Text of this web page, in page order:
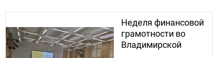
октября 2025 года в
гибридном формате.
Неделя финансовой
грамотности во
Владимирской